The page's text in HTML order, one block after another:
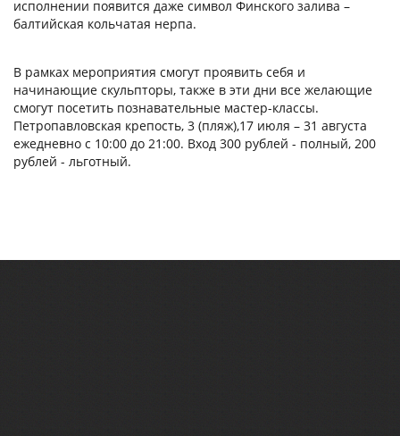
исполнении появится даже символ Финского залива –
балтийская кольчатая нерпа.
В рамках мероприятия смогут проявить себя и
начинающие скульпторы, также в эти дни все желающие
смогут посетить познавательные мастер-классы.
Петропавловская крепость, 3 (пляж),17 июля – 31 августа
ежедневно с 10:00 до 21:00. Вход 300 рублей - полный, 200
рублей - льготный.